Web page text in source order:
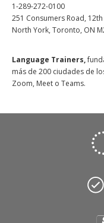
1-289-272-0100
251 Consumers Road,
North York, Toronto, ON
Language Trainers,
más de 200 ciudades de
Zoom, Meet o Teams.